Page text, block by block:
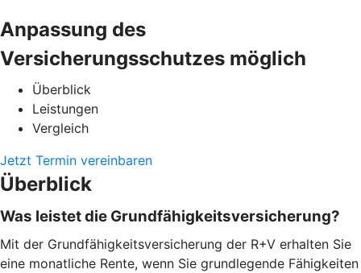
Anpassung des
Versicherungsschutzes möglich
Überblick
Leistungen
Vergleich
Jetzt Termin vereinbaren
Überblick
Was leistet die Grundfähigkeitsversicherung?
Mit der Grundfähigkeitsversicherung der R+V erhalten Sie
eine monatliche Rente, wenn Sie grundlegende Fähigkeiten